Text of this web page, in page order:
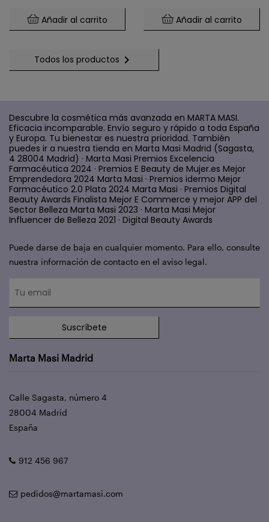
Añadir al carrito Añadir al carrito
Todos los productos 
Descubre la cosmética más avanzada en MARTA MASI.
Eficacia incomparable. Envío seguro y rápido a toda España
y Europa. Tu bienestar es nuestra prioridad. También
puedes ir a nuestra tienda en Marta Masi Madrid (Sagasta,
4 28004 Madrid) · Marta Masi Premios Excelencia
Farmacéutica 2024 · Premios E Beauty de Mujer.es Mejor
Emprendedora 2024 Marta Masi · Premios idermo Mejor
Farmacéutico 2.0 Plata 2024 Marta Masi · Premios Digital
Beauty Awards Finalista Mejor E Commerce y mejor APP del
Sector Belleza Marta Masi 2023 · Marta Masi Mejor
Influencer de Belleza 2021 · Digital Beauty Awards
Puede darse de baja en cualquier momento. Para ello, consulte
nuestra información de contacto en el aviso legal.
Suscríbete
Marta Masi Madrid
Calle Sagasta, número 4
28004 Madrid
España
912 456 967
pedidos@martamasi.com